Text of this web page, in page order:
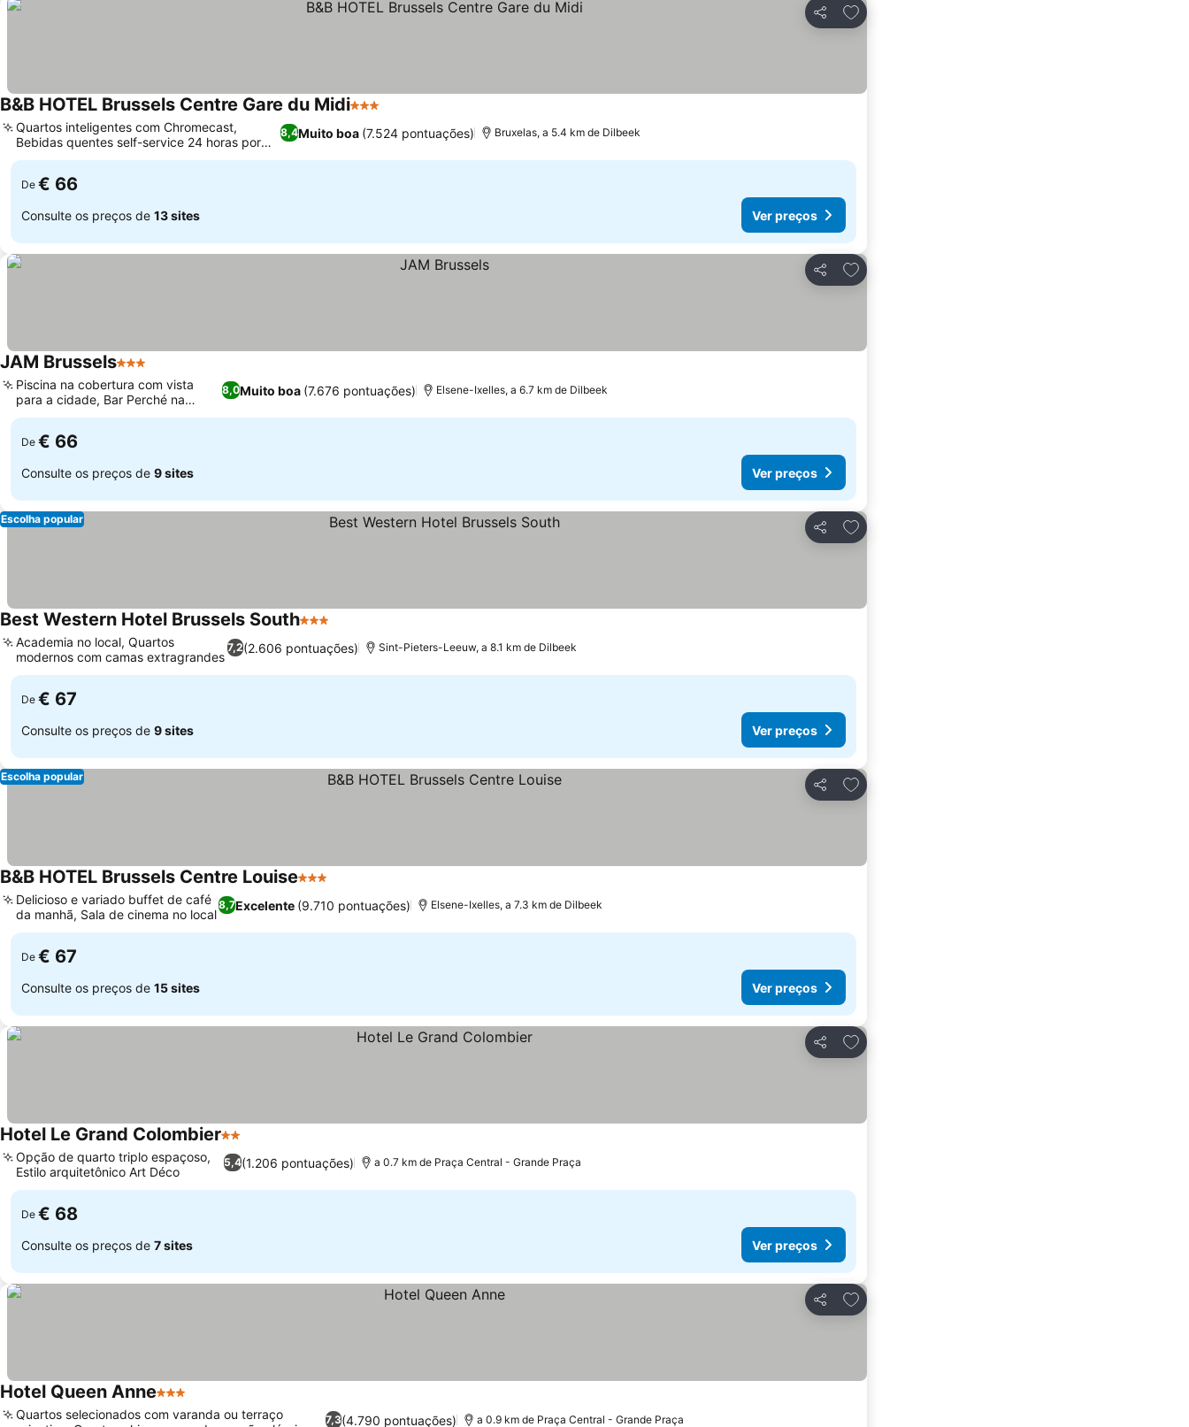
Partilhar
Adicionar aos favoritos
B&B HOTEL Brussels Centre Gare du Midi3 Estrelas
8,4Muito boa (7.524 pontuações)
Quartos inteligentes com Chromecast,
Bebidas quentes self-service 24 horas por
dia, 7 dias por semana
Bruxelas, a 5.4 km de Dilbeek
De € 66
Consulte os preços de 13 sites Ver preços
Partilhar
Adicionar aos favoritos
JAM Brussels3 Estrelas
8,0Muito boa (7.676 pontuações)
Piscina na cobertura com vista
para a cidade, Bar Perché na
cobertura
Elsene-Ixelles, a 6.7 km de Dilbeek
De € 66
Consulte os preços de 9 sites Ver preços
Partilhar
Adicionar aos favoritos
Escolha popular
Best Western Hotel Brussels South3 Estrelas
7,2(2.606 pontuações)
Academia no local, Quartos
modernos com camas extragrandes
Sint-Pieters-Leeuw, a 8.1 km de Dilbeek
De € 67
Consulte os preços de 9 sites Ver preços
Partilhar
Adicionar aos favoritos
Escolha popular
B&B HOTEL Brussels Centre Louise3 Estrelas
8,7Excelente (9.710 pontuações)
Delicioso e variado buffet de café
da manhã, Sala de cinema no local
Elsene-Ixelles, a 7.3 km de Dilbeek
De € 67
Consulte os preços de 15 sites Ver preços
Partilhar
Adicionar aos favoritos
Hotel Le Grand Colombier2 Estrelas
5,4(1.206 pontuações)
Opção de quarto triplo espaçoso,
Estilo arquitetônico Art Déco
a 0.7 km de Praça Central - Grande Praça
De € 68
Consulte os preços de 7 sites Ver preços
Partilhar
Adicionar aos favoritos
Hotel Queen Anne3 Estrelas
7,3(4.790 pontuações)
Quartos selecionados com varanda ou terraço
a 0.9 km de Praça Central - Grande Praça